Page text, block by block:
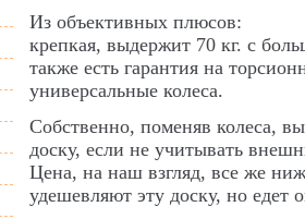
Из объективных плюсов:
крепкая, выдержит 70 кг. с
также есть гарантия на
универсальные колеса.
Собственно, поменяв колеса,
доску, если не учитывать
Цена, на наш взгляд, все же
удешевляют эту доску, но едет